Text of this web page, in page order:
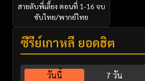
สายลับพี่เลี้ยง ตอนที่ 1-16 จบ
ซับไทย/พากย์ไทย
ซีรี่ย์เกาหลี ยอดฮิต
วันนี้ 7 วัน